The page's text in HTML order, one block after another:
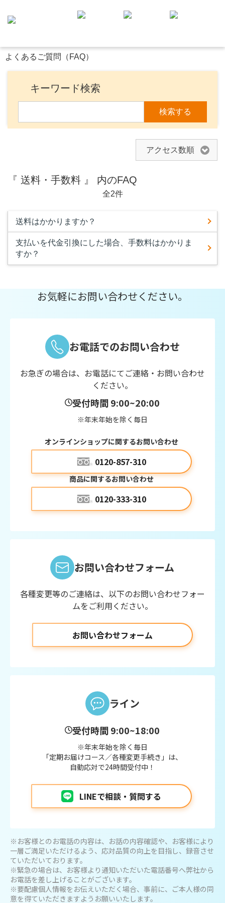
よくあるご質問（FAQ）
キーワード検索
検索する
アクセス数順
『 送料・手数料 』 内のFAQ
全2件
送料はかかりますか？
支払いを代金引換にした場合、手数料はかかりま
すか？
お気軽にお問い合わせください。
お電話でのお問い合わせ
お急ぎの場合は、お電話にてご連絡・お問い合わせ
ください。
受付時間 9:00~20:00
※年末年始を除く毎日
オンラインショップに関するお問い合わせ
0120-857-310
商品に関するお問い合わせ
0120-333-310
お問い合わせフォーム
各種変更等のご連絡は、以下のお問い合わせフォー
ムをご利用ください。
お問い合わせフォーム
ライン
受付時間 9:00~18:00
※年末年始を除く毎日
「定期お届けコース／各種変更手続き」は、
自動応対で24時間受付中！
LINEで相談・質問する
※お客様とのお電話の内容は、お話の内容確認や、お客様により
一層ご満足いただけるよう、応対品質の向上を目指し、録音させ
ていただいております。
※緊急の場合は、お客様より通知いただいた電話番号へ弊社から
お電話を差し上げることがございます。
※要配慮個人情報をお伝えいただく場合、事前に、ご本人様の同
意を得ていただきますようお願いいたします。